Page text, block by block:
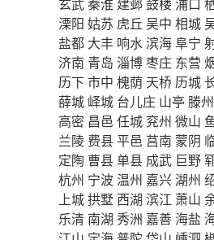
溧阳 姑苏 虎丘 吴中 相城
盐都 大丰 响水滨海阜宁
济南 青岛 淄博枣庄 东营
历下市中 槐荫 天桥 历城
薛城 峄城 台儿庄 山亭 滕州
高密 昌邑 任城 兖州 微山
兰陵 费县平邑 莒南 蒙阴
定陶 曹县单县 成武 巨野
杭州 宁波 温州 嘉兴湖州
上城拱墅 西湖 滨江 萧山
乐清 南湖 秀洲 嘉善 海盐